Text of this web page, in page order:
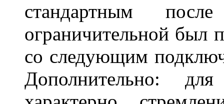
стандартным
ограничительной был
со следующим
Дополнительно: